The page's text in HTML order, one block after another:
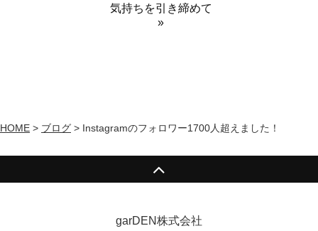
気持ちを引き締めて
»
HOME > ブログ > Instagramのフォロワー1700人超えました！
garDEN株式会社